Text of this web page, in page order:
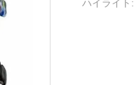
ハイライト: